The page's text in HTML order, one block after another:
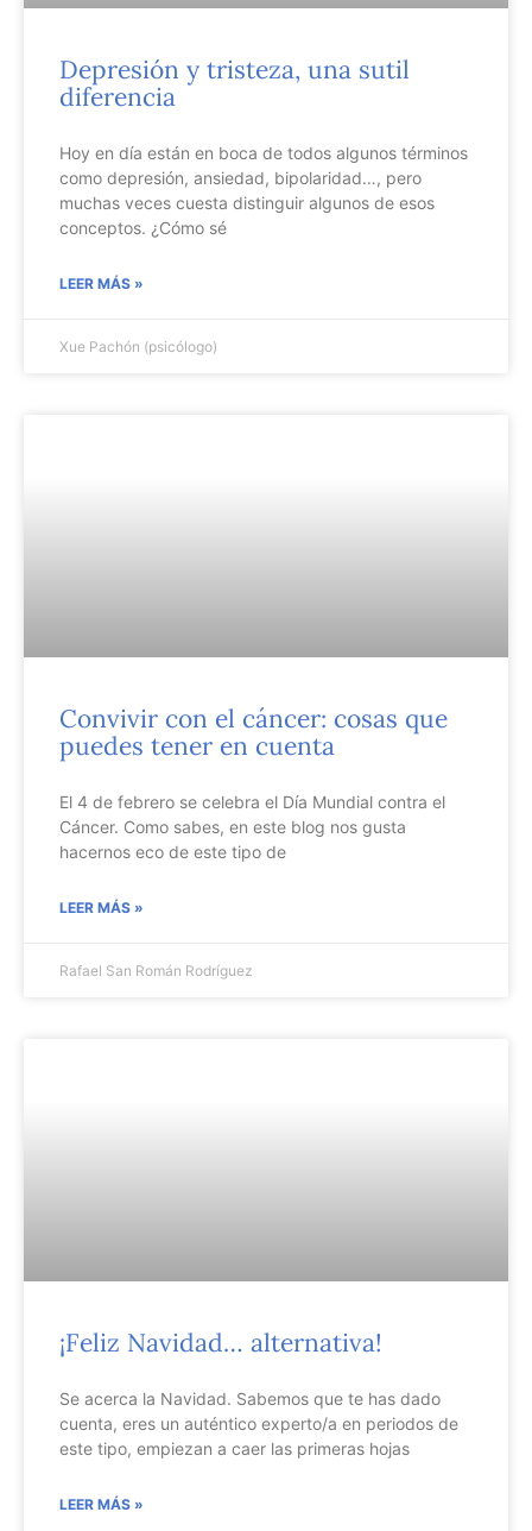
Depresión y tristeza, una sutil
diferencia
Hoy en día están en boca de todos algunos términos
como depresión, ansiedad, bipolaridad…, pero
muchas veces cuesta distinguir algunos de esos
conceptos. ¿Cómo sé
LEER MÁS »
Xue Pachón (psicólogo)
Convivir con el cáncer: cosas que
puedes tener en cuenta
El 4 de febrero se celebra el Día Mundial contra el
Cáncer. Como sabes, en este blog nos gusta
hacernos eco de este tipo de
LEER MÁS »
Rafael San Román Rodríguez
¡Feliz Navidad… alternativa!
Se acerca la Navidad. Sabemos que te has dado
cuenta, eres un auténtico experto/a en periodos de
este tipo, empiezan a caer las primeras hojas
LEER MÁS »